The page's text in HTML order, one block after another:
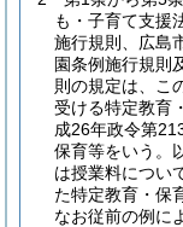
も・子育て支援
施行規則、広島
園条例施行規則
則の規定は、こ
受ける特定教育
成26年政令第
保育等をいう。
は授業料につい
た特定教育・保
なお従前の例に